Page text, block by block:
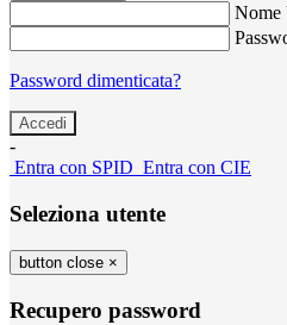
Nome
Password dimenticata?
-
Entra con SPID Entra con CIE
Seleziona utente
button close ×
Recupero password